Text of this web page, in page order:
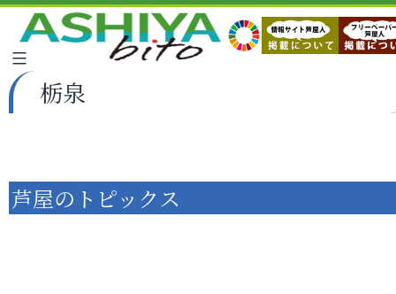
栃泉
芦屋のトピックス